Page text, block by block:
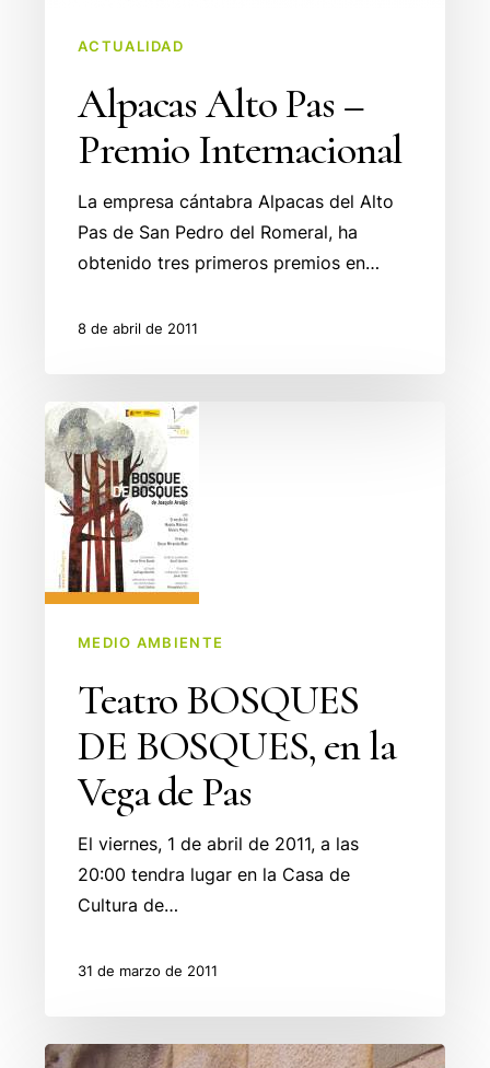
ACTUALIDAD
Alpacas Alto Pas –
Premio Internacional
La empresa cántabra Alpacas del Alto
Pas de San Pedro del Romeral, ha
obtenido tres primeros premios en…
8 de abril de 2011
Teatro
BOSQUES
DE
BOSQUES,
Vega
MEDIO AMBIENTE
Teatro BOSQUES
DE BOSQUES, en la
Vega de Pas
El viernes, 1 de abril de 2011, a las
20:00 tendra lugar en la Casa de
Cultura de…
31 de marzo de 2011
Callejeros